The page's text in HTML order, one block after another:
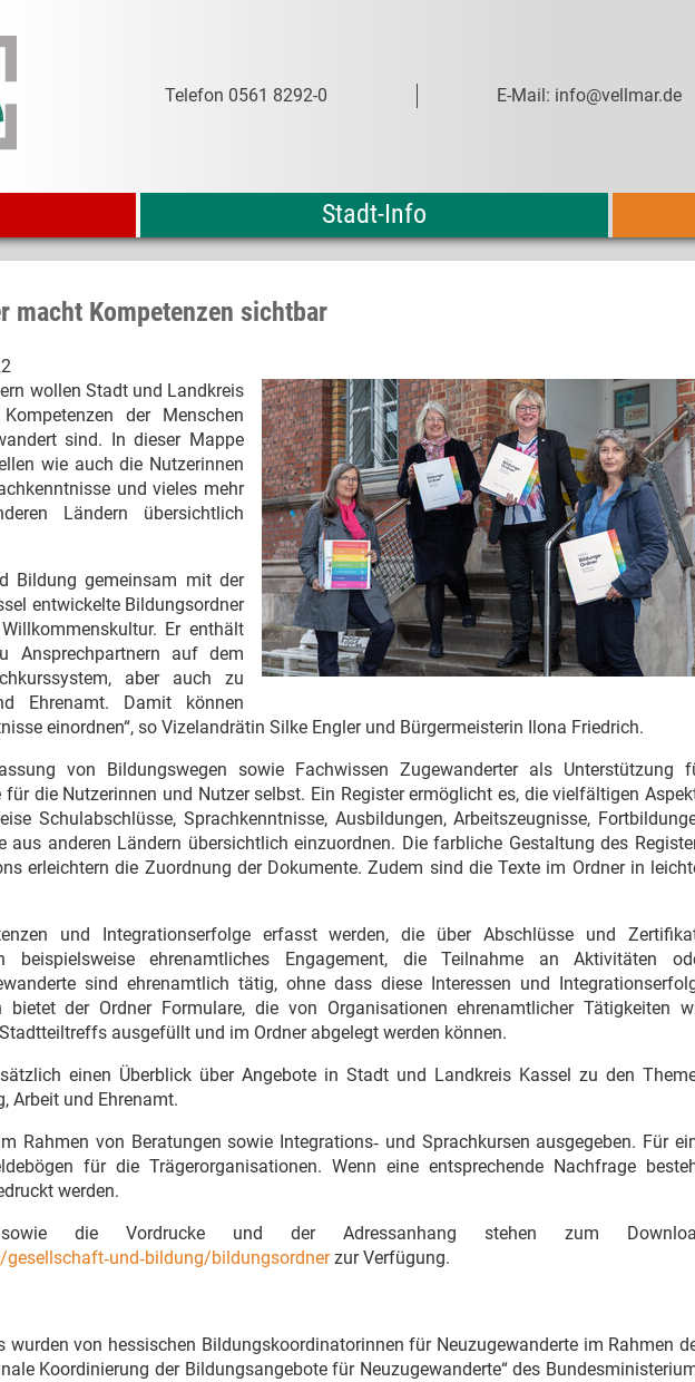
Telefon 0561 8292-0 E-Mail: info@vellmar.de
Stadt-Info
macht Kompetenzen sichtbar
wollen Stadt und Landkreis
der Menschen
sind. In dieser Mappe
wie auch die Nutzerinnen
und vieles mehr
Ländern übersichtlich
Bildung gemeinsam mit der
entwickelte Bildungsordner
Er enthält
Ansprechpartnern auf dem
aber auch zu
Ehrenamt. Damit können
einordnen“, so Vizelandrätin Silke Engler und Bürgermeisterin Ilona Friedrich.
von Bildungswegen sowie Fachwissen Zugewanderter als Unterstützung
für die Nutzerinnen und Nutzer selbst. Ein Register ermöglicht es, die vielfältigen
Schulabschlüsse, Sprachkenntnisse, Ausbildungen, Arbeitszeugnisse,
aus anderen Ländern übersichtlich einzuordnen. Die farbliche Gestaltung des
erleichtern die Zuordnung der Dokumente. Zudem sind die Texte im Ordner in
und Integrationserfolge erfasst werden, die über Abschlüsse und
beispielsweise ehrenamtliches Engagement, die Teilnahme an Aktivitäten
sind ehrenamtlich tätig, ohne dass diese Interessen und
bietet der Ordner Formulare, die von Organisationen ehrenamtlicher Tätigkeiten
ausgefüllt und im Ordner abgelegt werden können.
einen Überblick über Angebote in Stadt und Landkreis Kassel zu den
Arbeit und Ehrenamt.
Rahmen von Beratungen sowie Integrations‐ und Sprachkursen ausgegeben. Für
für die Trägerorganisationen. Wenn eine entsprechende Nachfrage
werden.
sowie die Vordrucke und der Adressanhang stehen zum
bildungsordnerzur Verfügung.
wurden von hessischen Bildungskoordinatorinnen für Neuzugewanderte im Rahmen
Koordinierung der Bildungsangebote für Neuzugewanderte“ des